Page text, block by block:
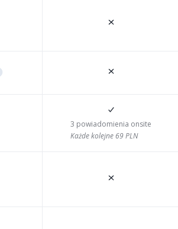
3 powiadomienia onsite
Każde kolejne 69 PLN